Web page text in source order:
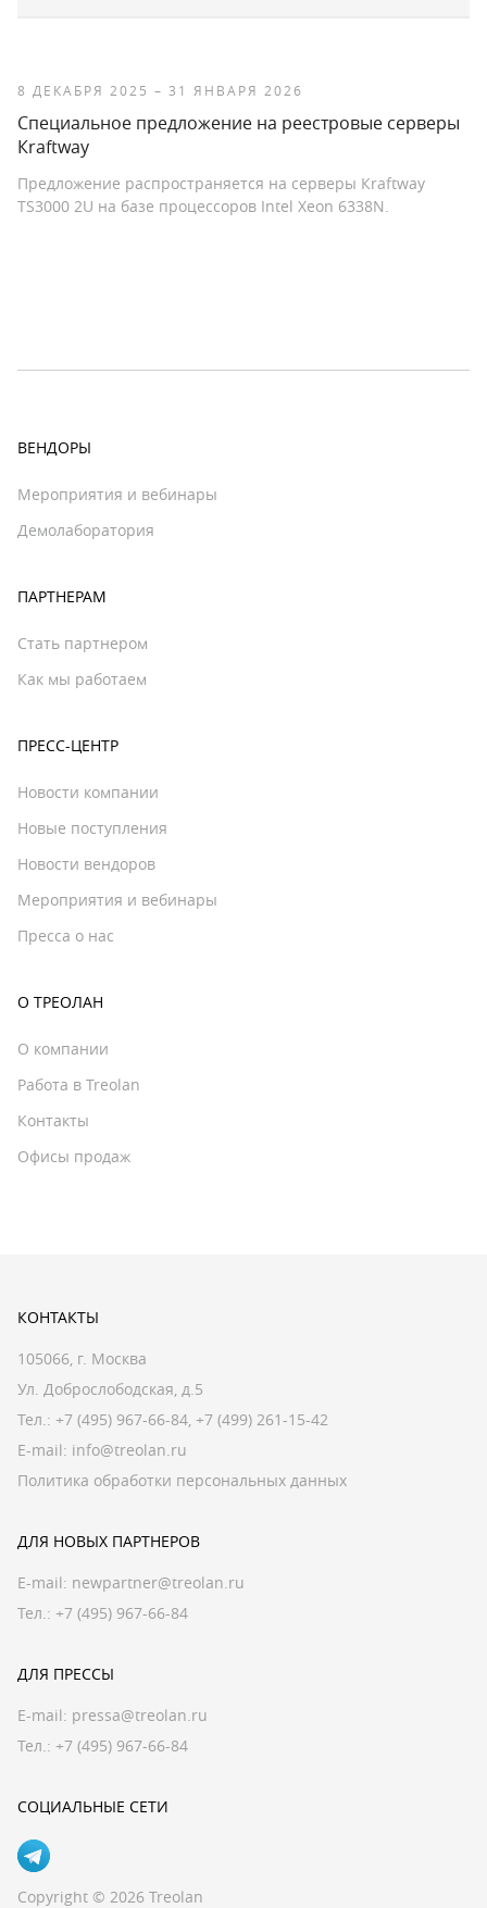
8 ДЕКАБРЯ 2025 – 31 ЯНВАРЯ 2026
Специальное предложение на реестровые серверы
Кraftway
Предложение распространяется на серверы Кraftway
TS3000 2U на базе процессоров Intel Xeon 6338N.
ВЕНДОРЫ
Мероприятия и вебинары
Демолаборатория
ПАРТНЕРАМ
Стать партнером
Как мы работаем
ПРЕСС-ЦЕНТР
Новости компании
Новые поступления
Новости вендоров
Мероприятия и вебинары
Пресса о нас
О ТРЕОЛАН
О компании
Работа в Treolan
Контакты
Офисы продаж
КОНТАКТЫ
105066, г. Москва
Ул. Доброслободская, д.5
Тел.: +7 (495) 967-66-84, +7 (499) 261-15-42
E-mail: info@treolan.ru
Политика обработки персональных данных
ДЛЯ НОВЫХ ПАРТНЕРОВ
E-mail: newpartner@treolan.ru
Тел.: +7 (495) 967-66-84
ДЛЯ ПРЕССЫ
E-mail: pressa@treolan.ru
Тел.: +7 (495) 967-66-84
СОЦИАЛЬНЫЕ СЕТИ
Copyright © 2026 Treolan